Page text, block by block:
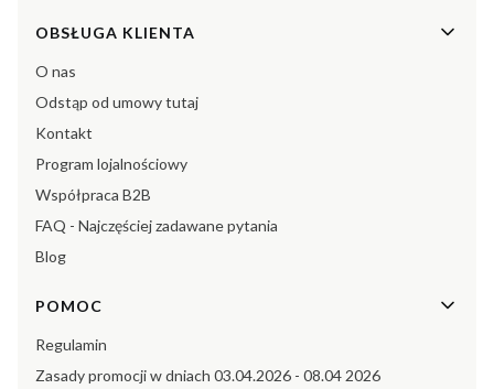
Linki w stopce
OBSŁUGA KLIENTA
O nas
Odstąp od umowy tutaj
Kontakt
Program lojalnościowy
Współpraca B2B
FAQ - Najczęściej zadawane pytania
Blog
POMOC
Regulamin
Zasady promocji w dniach 03.04.2026 - 08.04 2026